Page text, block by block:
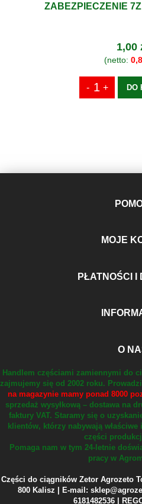
ZABEZPIECZENIE
1,00
(netto:
DO
MOJE
PŁATNOŚCI I
O
Handlem częściami zamiennymi do
zajmujemy się od 2002 roku.
na magazynie mamy ponad 8000
sprzedaż wysyłkową – dostawa na
faktury VAT. Staramy się o
klientów, którzy nabywają
części
Pomaga nam w tym 24-letnie
pracy w
Części do ciągników Zetor Agrozeto
800 Kalisz | E-mail:
6181482536 |